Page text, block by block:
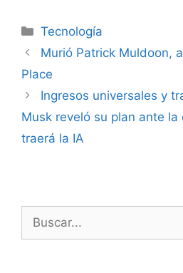
Tecnología
Murió Patrick Muldoon,
Place
Ingresos universales y
Musk reveló su plan ante la
traerá la IA